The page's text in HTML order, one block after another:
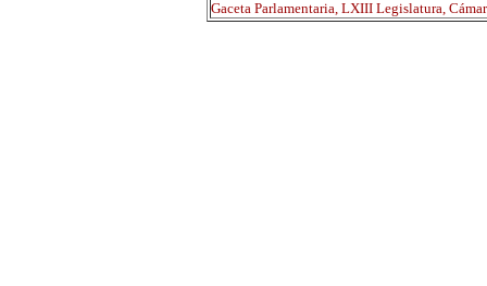
Gaceta Parlamentaria, LXIII Legislatura,